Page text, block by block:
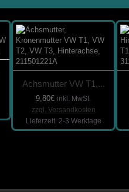
Achsmutter VW T1,...
9,80€ inkl. MwSt.
zzgl. Versandkosten
Lieferzeit: 2-3 Werktage